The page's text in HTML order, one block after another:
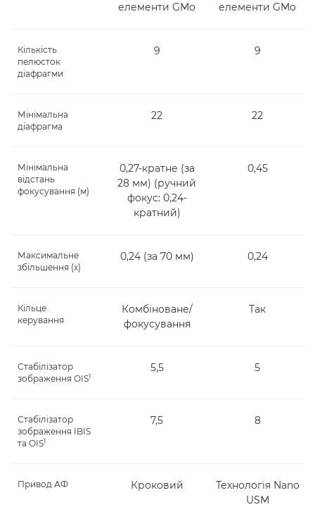
елементи GMo
елементи GMo
Кількість
пелюсток
діафрагми
9 9
Мінімальна
діафрагма
22 22
Мінімальна
відстань
фокусування (м)
0,27-кратне (за
28 мм) (ручний
фокус: 0,24-
кратний)
0,45
Максимальне
збільшення (x)
0,24 (за 70 мм) 0,24
Кільце
керування
Комбіноване/
фокусування
Так
Стабілізатор
зображення OIS1
5,5 5
Стабілізатор
зображення IBIS
та OIS1
7,5 8
Привод АФ Кроковий
Технологія Nano
USM